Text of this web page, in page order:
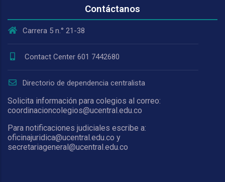
Contáctanos
Carrera 5 n.° 21-38
Contact Center 601 7442680
Directorio de dependencia centralista
Solicita información para colegios al correo:
coordinacioncolegios@ucentral.edu.co
Para notificaciones judiciales escribe a:
oficinajuridica@ucentral.edu.co y
secretariageneral@ucentral.edu.co